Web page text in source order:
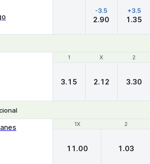
-3.5
2.90
+3.5
1.35
1 X 2
1 X 2
3.15 2.12 3.30
1X 2
1X 2
11.00 1.03